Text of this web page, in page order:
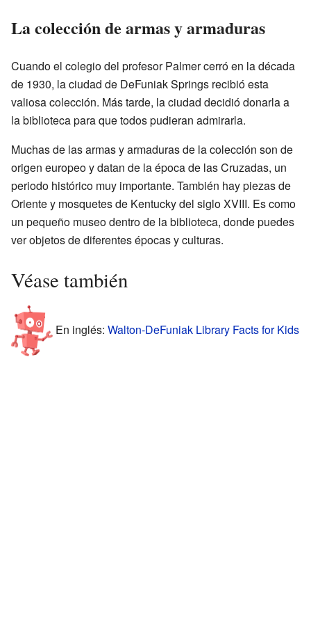
La colección de armas y armaduras
Cuando el colegio del profesor Palmer cerró en la década
de 1930, la ciudad de DeFuniak Springs recibió esta
valiosa colección. Más tarde, la ciudad decidió donarla a
la biblioteca para que todos pudieran admirarla.
Muchas de las armas y armaduras de la colección son de
origen europeo y datan de la época de las Cruzadas, un
periodo histórico muy importante. También hay piezas de
Oriente y mosquetes de Kentucky del siglo XVIII. Es como
un pequeño museo dentro de la biblioteca, donde puedes
ver objetos de diferentes épocas y culturas.
Véase también
En inglés: Walton-DeFuniak Library Facts for Kids